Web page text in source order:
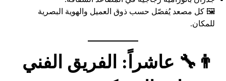
🖼️ كل مصعد يُفصّل حسب ذوق العميل والهوية البصرية
للمكان.
👨‍🔧 عاشراً: الفريق الفني